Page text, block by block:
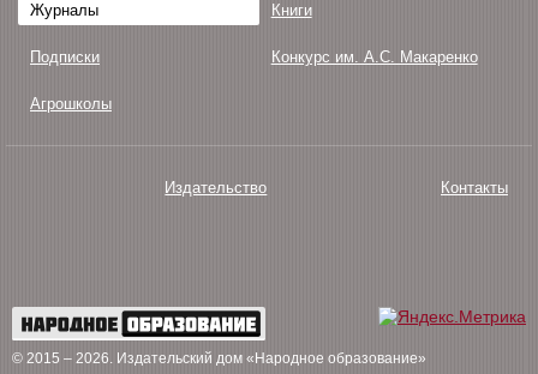
Журналы Книги
Подписки Конкурс им. А.С. Макаренко
Агрошколы
Издательство Контакты
© 2015 – 2026. Издательский дом «Народное образование»